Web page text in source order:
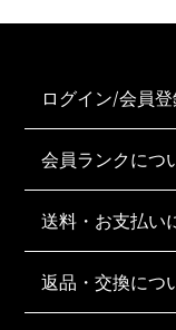
ログイン/会員
会員ランクにつ
送料・お支払い
返品・交換につ